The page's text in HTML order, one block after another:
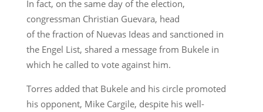
In fact, on the same day of the election,
congressman Christian Guevara, head
of the fraction of Nuevas Ideas and sanctioned in
the Engel List, shared a message from Bukele in
which he called to vote against him.
Torres added that Bukele and his circle promoted
his opponent, Mike Cargile, despite his well-